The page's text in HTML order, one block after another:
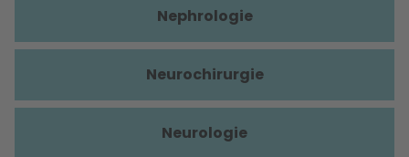
Nephrologie
Neurochirurgie
Neurologie